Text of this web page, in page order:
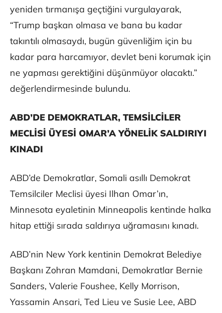
yeniden tırmanışa geçtiğini vurgulayarak,
“Trump başkan olmasa ve bana bu kadar
takıntılı olmasaydı, bugün güvenliğim için bu
kadar para harcamıyor, devlet beni korumak için
ne yapması gerektiğini düşünmüyor olacaktı.”
değerlendirmesinde bulundu.
ABD’DE DEMOKRATLAR, TEMSİLCİLER
MECLİSİ ÜYESİ OMAR’A YÖNELİK SALDIRIYI
KINADI
ABD’de Demokratlar, Somali asıllı Demokrat
Temsilciler Meclisi üyesi Ilhan Omar’ın,
Minnesota eyaletinin Minneapolis kentinde halka
hitap ettiği sırada saldırıya uğramasını kınadı.
ABD’nin New York kentinin Demokrat Belediye
Başkanı Zohran Mamdani, Demokratlar Bernie
Sanders, Valerie Foushee, Kelly Morrison,
Yassamin Ansari, Ted Lieu ve Susie Lee, ABD